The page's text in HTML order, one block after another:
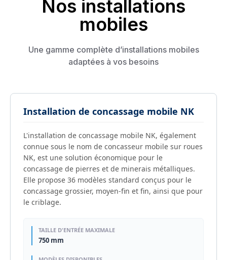
Nos installations
mobiles
Une gamme complète d’installations mobiles
adaptées à vos besoins
Installation de concassage mobile NK
L'installation de concassage mobile NK, également
connue sous le nom de concasseur mobile sur roues
NK, est une solution économique pour le
concassage de pierres et de minerais métalliques.
Elle propose 36 modèles standard conçus pour le
concassage grossier, moyen-fin et fin, ainsi que pour
le criblage.
TAILLE D'ENTRÉE MAXIMALE
750 mm